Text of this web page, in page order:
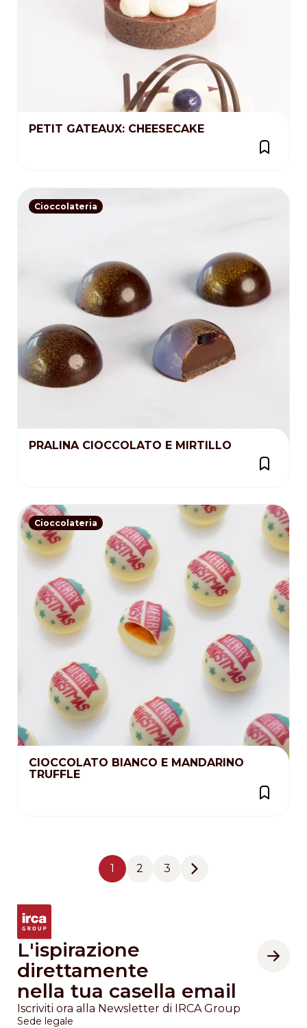
PETIT GATEAUX: CHEESECAKE
Cioccolateria
PRALINA CIOCCOLATO E MIRTILLO
Cioccolateria
CIOCCOLATO BIANCO E MANDARINO
TRUFFLE
Pagina
1 Pagina
2 Pagina
3 Next page
L'ispirazione
direttamente
nella tua casella email
Iscriviti ora alla Newsletter di IRCA Group
Sede legale